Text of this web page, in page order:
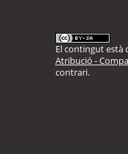
El contingut està
Atribució -
contrari.